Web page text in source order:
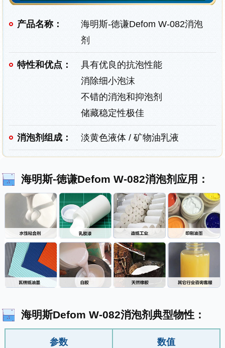
产品名称：
海明斯-徳谦Defom W-082消泡
剂
特性和优点：
具有优良的抗泡性能
消除细小泡沫
不错的消泡和抑泡剂
储藏稳定性极佳
消泡剂组成： 淡黄色液体 / 矿物油乳液
海明斯-徳谦Defom W-082消泡剂应用：
海明斯Defom W-082消泡剂典型物性：
参数 数值